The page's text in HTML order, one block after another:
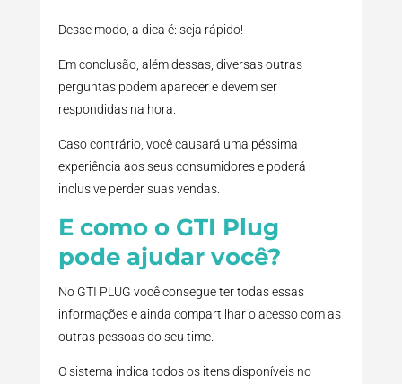
Desse modo, a dica é: seja rápido!
Em conclusão, além dessas, diversas outras
perguntas podem aparecer e devem ser
respondidas na hora.
Caso contrário, você causará uma péssima
experiência aos seus consumidores e poderá
inclusive perder suas vendas.
E como o GTI Plug
pode ajudar você?
No GTI PLUG você consegue ter todas essas
informações e ainda compartilhar o acesso com as
outras pessoas do seu time.
O sistema indica todos os itens disponíveis no